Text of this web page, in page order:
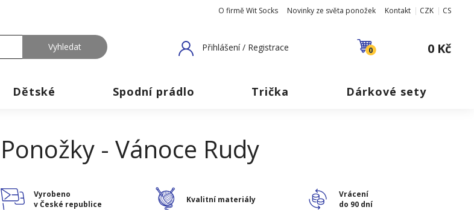
O firmě Wit Socks Novinky ze světa ponožek Kontakt CZK CS
Přihlášení / Registrace 0 0 Kč
Dětské Spodní prádlo Trička Dárkové sety
Ponožky - Vánoce Rudy
Vyrobeno
v České republice
Kvalitní materiály
Vrácení
do 90 dní